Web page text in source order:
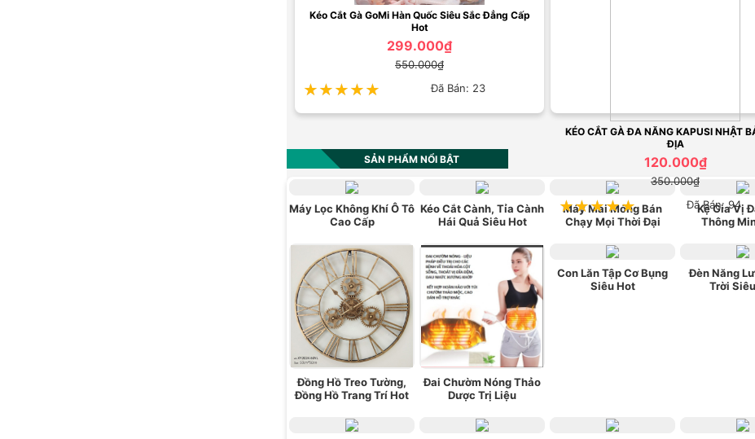
Kéo Cắt Gà GoMi Hàn Quốc Siêu Sắc Đẳng Cấp
Hot
299.000₫
550.000₫
★★★★★
★★★★★ Đã Bán: 23
KÉO CẮT GÀ ĐA NĂNG KAPUSI NHẬT
ĐỊA
120.000₫
350.000₫
★★★★★
★★★★★ Đã Bán: 94
SẢN PHẨM NỔI BẬT
Máy Lọc Không Khí Ô Tô
Cao Cấp
Kéo Cắt Cành, Tỉa Cành
Hái Quả Siêu Hot
Máy Mài Móng Bán
Chạy Mọi Thời Đại
Kệ Gia Vị
Thông
Đồng Hồ Treo Tường,
Đồng Hồ Trang Trí Hot
Đai Chườm Nóng Thảo
Dược Trị Liệu
Con Lăn Tập Cơ Bụng
Siêu Hot
Đèn Năng
Trời